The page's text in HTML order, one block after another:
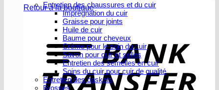
Retour à la boutique
Entretien des chaussures et du cuir
Imprégnation du cuir
Graisse pour joints
Huile de cuir
Baume pour cheveux
Crème pour le soin du cuir
Savon pour cuir et selles
Entretien des semelles en cuir
Soins du cuir pour cuir de qualité
Entretien des baskets
Brosses